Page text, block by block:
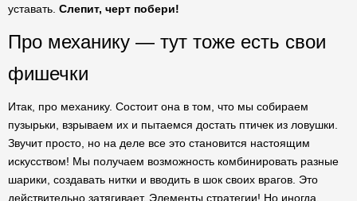
уставать. Слепит, черт побери!
Про механику — тут тоже есть свои
фишечки
Итак, про механику. Состоит она в том, что мы собираем
пузырьки, взрываем их и пытаемся достать птичек из ловушки.
Звучит просто, но на деле все это становится настоящим
искусством! Мы получаем возможность комбинировать разные
шарики, создавать нитки и вводить в шок своих врагов. Это
действительно затягивает. Элементы стратегии! Но иногда,